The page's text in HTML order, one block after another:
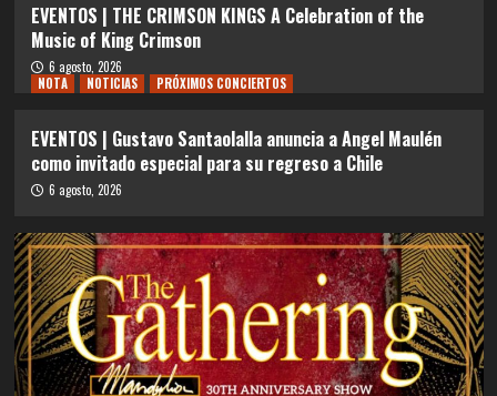
EVENTOS | THE CRIMSON KINGS A Celebration of the
Music of King Crimson
6 agosto, 2026
NOTA
NOTICIAS PRÓXIMOS CONCIERTOS
EVENTOS | Gustavo Santaolalla anuncia a Angel Maulén
como invitado especial para su regreso a Chile
6 agosto, 2026